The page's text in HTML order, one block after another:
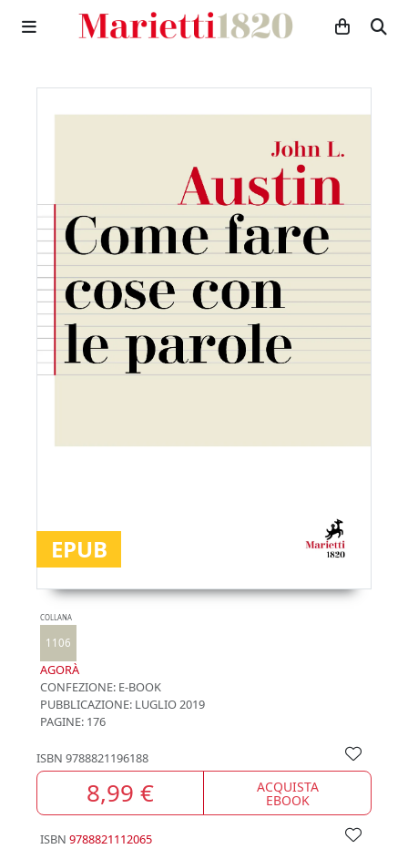
EPUB
COLLANA
1106
AGORÀ
CONFEZIONE: E-BOOK
PUBBLICAZIONE: LUGLIO 2019
PAGINE: 176
ISBN 9788821196188
8,99 € ACQUISTA
EBOOK
ISBN 9788821112065